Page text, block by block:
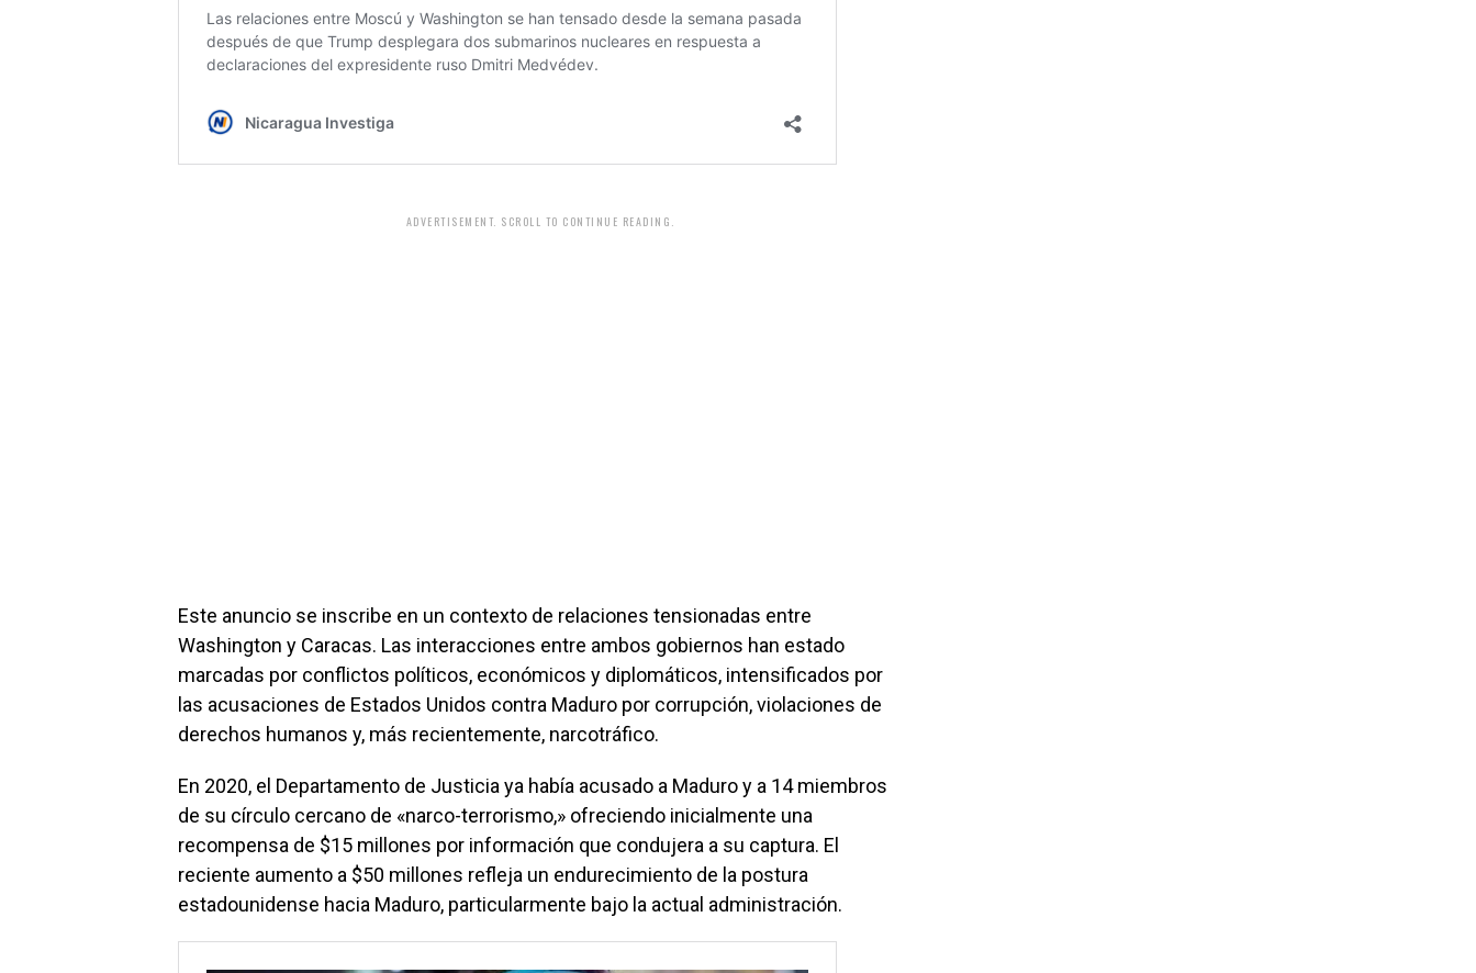
ADVERTISEMENT. SCROLL TO CONTINUE READING.
Este anuncio se inscribe en un contexto de relaciones tensionadas entre
Washington y Caracas. Las interacciones entre ambos gobiernos han estado
marcadas por conflictos políticos, económicos y diplomáticos, intensificados por
las acusaciones de Estados Unidos contra Maduro por corrupción, violaciones de
derechos humanos y, más recientemente, narcotráfico.
En 2020, el Departamento de Justicia ya había acusado a Maduro y a 14 miembros
de su círculo cercano de «narco-terrorismo,» ofreciendo inicialmente una
recompensa de $15 millones por información que condujera a su captura. El
reciente aumento a $50 millones refleja un endurecimiento de la postura
estadounidense hacia Maduro, particularmente bajo la actual administración.